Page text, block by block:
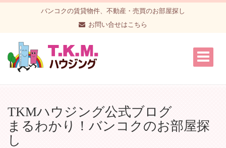
バンコクの賃貸物件、不動産・売買のお部屋探し
お問い合せはこちら
TKMハウジング公式ブログ
まるわかり！バンコクのお部屋探
し